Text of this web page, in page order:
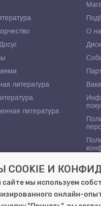
литература
литература
О
ООО «Гемера-Плюс»
COOKIE И
мы используем
онлайн-